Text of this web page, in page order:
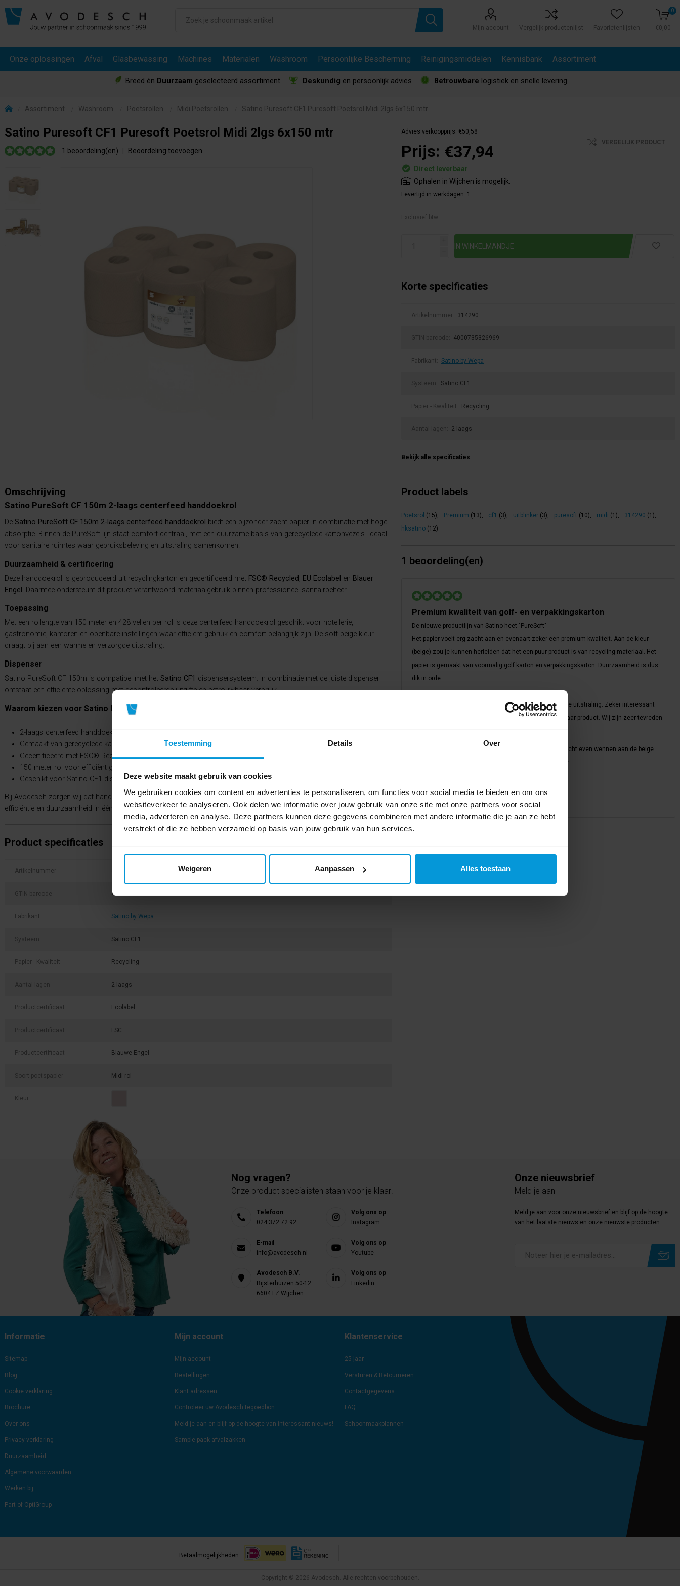
Toestemming Details Over
Deze website maakt gebruik van cookies
We gebruiken cookies om content en advertenties te personaliseren, om functies voor social media te bieden en om ons
websiteverkeer te analyseren. Ook delen we informatie over jouw gebruik van onze site met onze partners voor social
media, adverteren en analyse. Deze partners kunnen deze gegevens combineren met andere informatie die je aan ze hebt
verstrekt of die ze hebben verzameld op basis van jouw gebruik van hun services.
Weigeren Aanpassen Alles toestaan
Mijn account Vergelijk productenlijst Favorietenlijsten
0
€0,00
Onze oplossingen Afval Glasbewassing Machines Materialen Washroom Persoonlijke Bescherming Reinigingsmiddelen Kennisbank Assortiment
Breed én Duurzaam geselecteerd assortiment Deskundig en persoonlijk advies Betrouwbare logistiek en snelle levering
Assortiment Washroom Poetsrollen Midi Poetsrollen Satino Puresoft CF1 Puresoft Poetsrol Midi 2lgs 6x150 mtr
Satino Puresoft CF1 Puresoft Poetsrol Midi 2lgs 6x150 mtr
1 beoordeling(en) Beoordeling toevoegen
Advies verkoopprijs: €50,58
Prijs: €37,94 VERGELIJK PRODUCT
Direct leverbaar
Ophalen in Wijchen is mogelijk.
Levertijd in werkdagen: 1
Exclusief btw.
i
h
Korte specificaties
Artikelnummer: 314290
GTIN barcode: 4000735326969
Fabrikant: Satino by Wepa
Systeem: Satino CF1
Papier - Kwaliteit: Recycling
Aantal lagen: 2 laags
Bekijk alle specificaties
Omschrijving
Satino PureSoft CF 150m 2-laags centerfeed handdoekrol
De Satino PureSoft CF 150m 2-laags centerfeed handdoekrol biedt een bijzonder zacht papier in combinatie met hoge
absorptie. Binnen de PureSoft-lijn staat comfort centraal, met een duurzame basis van gerecyclede kartonvezels. Ideaal
voor sanitaire ruimtes waar gebruiksbeleving en uitstraling samenkomen.
Duurzaamheid & certificering
Deze handdoekrol is geproduceerd uit recyclingkarton en gecertificeerd met FSC® Recycled, EU Ecolabel en Blauer
Engel . Daarmee ondersteunt dit product verantwoord materiaalgebruik binnen professioneel sanitairbeheer.
Toepassing
Met een rollengte van 150 meter en 428 vellen per rol is deze centerfeed handdoekrol geschikt voor hotellerie,
gastronomie, kantoren en openbare instellingen waar efficiënt gebruik en comfort belangrijk zijn. De soft beige kleur
draagt bij aan een warme en verzorgde uitstraling.
Dispenser
Satino PureSoft CF 150m is compatibel met het Satino CF1 dispensersysteem. In combinatie met de juiste dispenser
ontstaat een efficiënte oplossing met gecontroleerde uitgifte en betrouwbaar verbruik.
Waarom kiezen voor Satino PureSoft CF 150m?
2-laags centerfeed handdoekrol met zachte haptiek
Gemaakt van gerecyclede kartonvezels
Gecertificeerd met FSC® Recycled en EU Ecolabel
150 meter rol voor efficiënt gebruik
Geschikt voor Satino CF1 dispensers
Bij Avodesch zorgen wij dat handdoekrollen en dispensers optimaal op elkaar zijn afgestemd. Zo combineer je comfort,
efficiëntie en duurzaamheid in één doordachte sanitaire oplossing.
Product specificaties
Artikelnummer 314290
GTIN barcode 4000735326969
Fabrikant: Satino by Wepa
Systeem Satino CF1
Papier - Kwaliteit Recycling
Aantal lagen 2 laags
Productcertificaat Ecolabel
Productcertificaat FSC
Productcertificaat Blauwe Engel
Soort poetspapier Midi rol
Kleur
Product labels
Poetsrol (15), Premium (13), cf1 (3), uitblinker (3), puresoft (10), midi (1), 314290 (1),
hksatino (12)
1 beoordeling(en)
Premium kwaliteit van golf- en verpakkingskarton
De nieuwe productlijn van Satino heet "PureSoft"
Het papier voelt erg zacht aan en evenaart zeker een premium kwaliteit. Aan de kleur
(beige) zou je kunnen herleiden dat het een puur product is van recycling materiaal. Het
papier is gemaakt van voormalig golf karton en verpakkingskarton. Duurzaamheid is dus
dik in orde.
Al met al een mooi product, goede kwaliteit en duurzame uitstraling. Zeker interessant
omdat de prijsstelling niet duurder is dan een vergelijkbaar product. Wij zijn zeer tevreden
wellicht even wennen aan de beige
kleur.
Nog vragen?
Onze product specialisten staan voor je klaar!
Telefoon
024 372 72 92
E-mail
info@avodesch.nl
Avodesch B.V.
Bijsterhuizen 50-12
6604 LZ Wijchen
Volg ons op
Instagram
Volg ons op
Youtube
Volg ons op
Linkedin
Onze nieuwsbrief
Meld je aan
Meld je aan voor onze nieuwsbrief en blijf op de hoogte
van het laatste nieuws en onze nieuwste producten.
Informatie
Sitemap
Blog
Cookie verklaring
Brochure
Over ons
Privacy verklaring
Duurzaamheid
Algemene voorwaarden
Werken bij
Part of OptiGroup
Mijn account
Mijn account
Bestellingen
Klant adressen
Controleer uw Avodesch tegoedbon
Meld je aan en blijf op de hoogte van interessant nieuws!
Sample-pack-afvalzakken
Klantenservice
25 jaar
Versturen & Retourneren
Contactgegevens
FAQ
Schoonmaakplannen
Betaalmogelijkheden
Copyright © 2026 Avodesch. Alle rechten voorbehouden.